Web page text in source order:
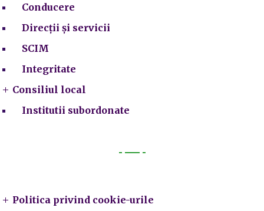
Conducere
Direcții și servicii
SCIM
Integritate
Consiliul local
Institutii subordonate
Politica privind cookie-urile